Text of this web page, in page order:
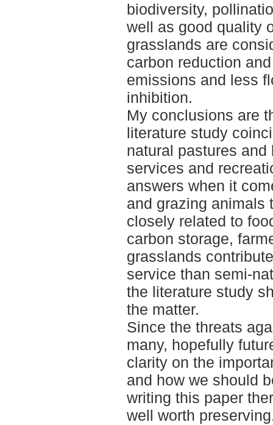
biodiversity,
well as good quality
grasslands are
carbon reduction
emissions and less
inhibition.
My conclusions are
literature study
natural pastures
services and
answers when it
and grazing animals
closely related to
carbon storage,
grasslands
service than semi-
the literature study
the matter.
Since the threats
many, hopefully
clarity on the
and how we should
writing this paper
well worth